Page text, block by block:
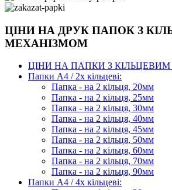
ЦІНИ НА ДРУК ПАПОК З
МЕХАНІЗМОМ
ЦІНИ НА ПАПКИ З
Папки А4 / 2х кільцеві:
Папка - на 2 кільця, 20мм
Папка - на 2 кільця, 25мм
Папка - на 2 кільця, 30мм
Папка - на 2 кільця, 40мм
Папка - на 2 кільця, 45мм
Папка - на 2 кільця, 50мм
Папка - на 2 кільця, 60мм
Папка - на 2 кільця, 70мм
Папка - на 2 кільця, 90мм
Папки А4 / 4х кільцеві: